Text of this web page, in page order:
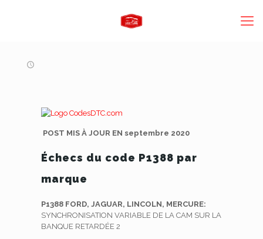
POST MIS À JOUR EN septembre 2020
Échecs du code P1388 par
marque
P1388 FORD, JAGUAR, LINCOLN, MERCURE:
SYNCHRONISATION VARIABLE DE LA CAM SUR LA
BANQUE RETARDÉE 2